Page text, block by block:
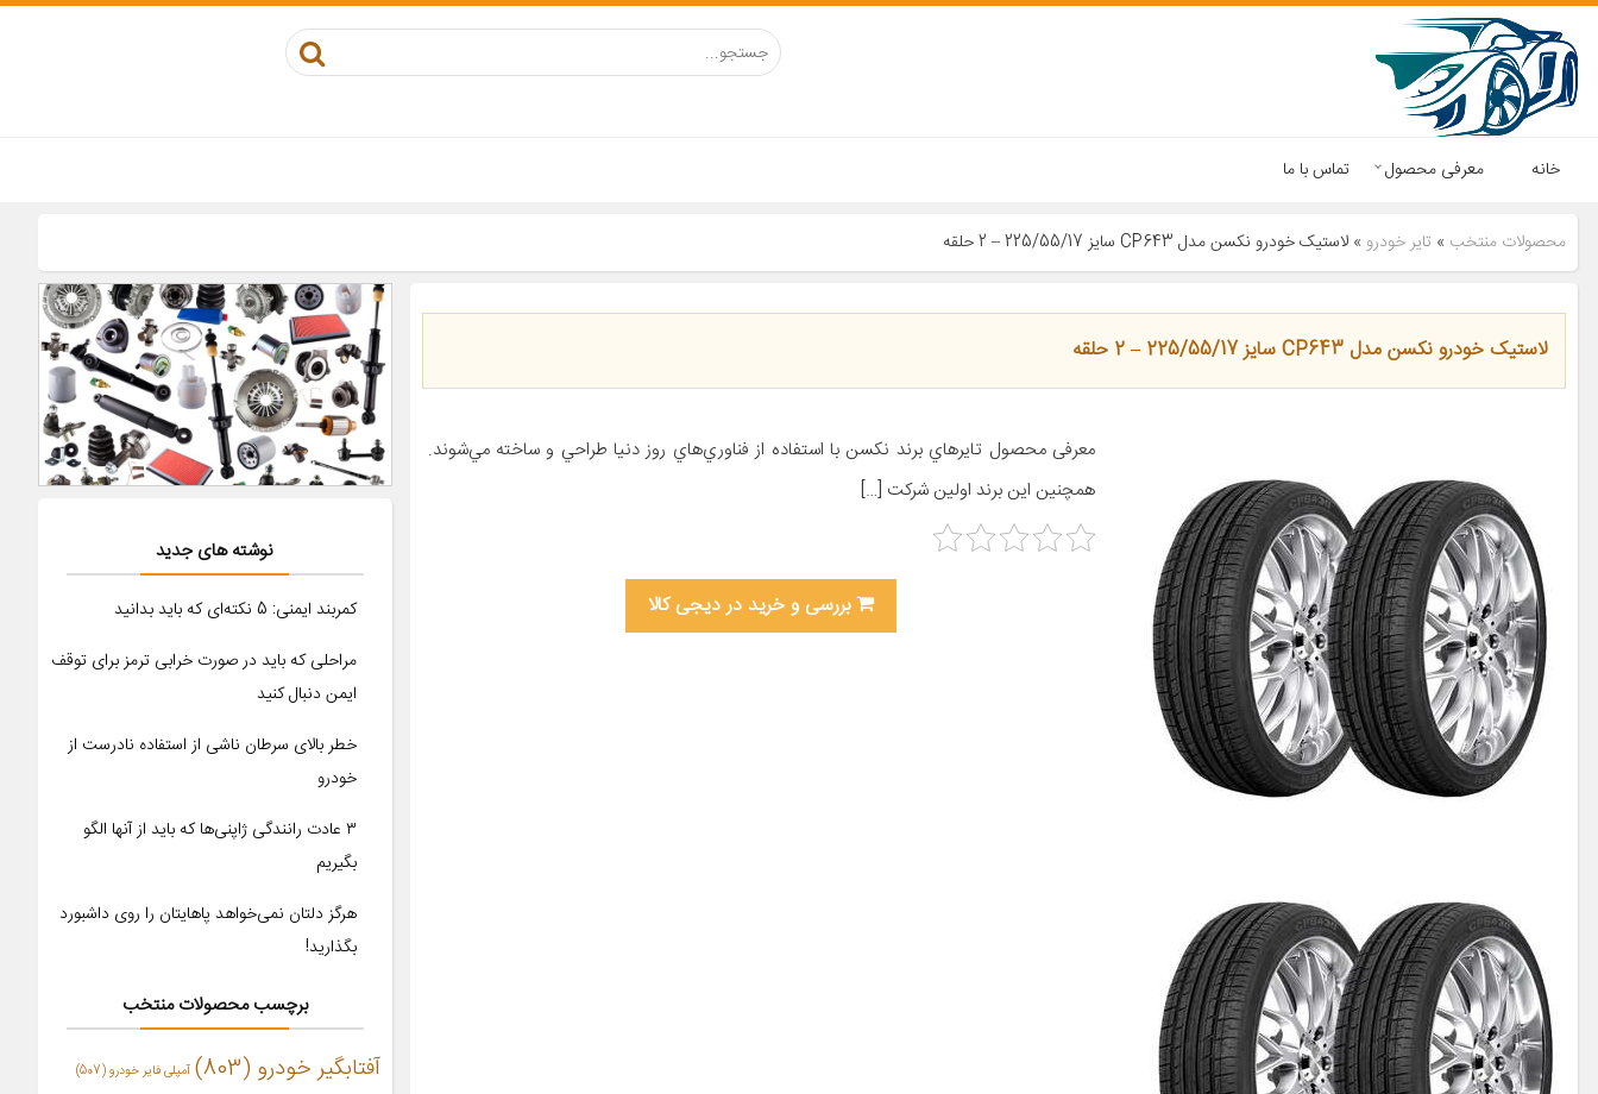
خانه معرفی محصول تماس با ما
محصولات منتخب » تایر خودرو» لاستیک خودرو نکسن مدل CP643 سایز 225/55/17 – 2 حلقه
لاستیک خودرو نکسن مدل CP643 سایز 225/55/17 – 2 حلقه
معرفی محصول تايرهاي برند نکسن با استفاده از فناوري‌هاي روز دنيا طراحي و ساخته مي‌شوند.
همچنين اين برند اولين شرکت […]
بررسی و خرید در دیجی کالا
نوشته های جدید
کمربند ایمنی: 5 نکته‌ای که باید بدانید
مراحلی که باید در صورت خرابی ترمز برای توقف
ایمن دنبال کنید
خطر بالای سرطان ناشی از استفاده نادرست از
خودرو
۳ عادت رانندگی ژاپنی‌ها که باید از آنها الگو
بگیریم
هرگز دلتان نمی‌خواهد پاهایتان را روی داشبورد
بگذارید!
برچسب محصولات منتخب
آفتابگیر خودرو (803) آمپلی فایر خودرو(507)